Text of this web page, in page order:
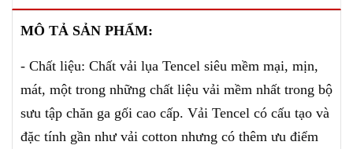
MÔ TẢ SẢN PHẨM:
- Chất liệu: Chất vải lụa Tencel siêu mềm mại, mịn,
mát, một trong những chất liệu vải mềm nhất trong bộ
sưu tập chăn ga gối cao cấp. Vải Tencel có cấu tạo và
đặc tính gần như vải cotton nhưng có thêm ưu điểm